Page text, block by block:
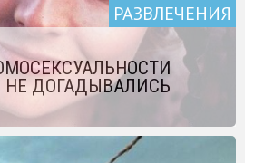
РАЗВЛЕЧЕНИЯ
НЕ ДОГАДЫВАЛИСЬ